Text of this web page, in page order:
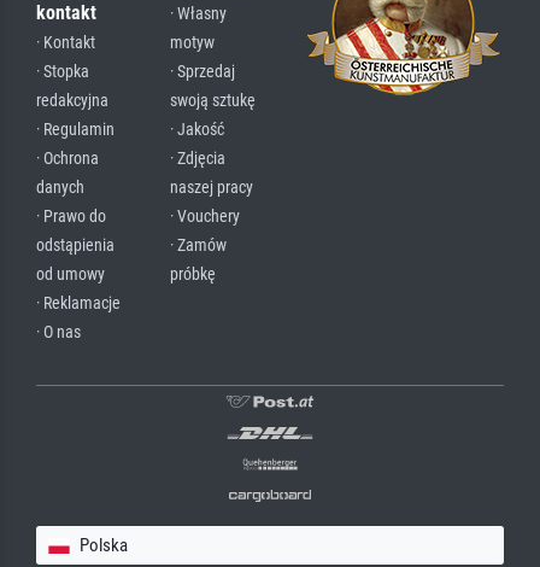
kontakt
· Kontakt
· Stopka
redakcyjna
· Regulamin
· Ochrona
danych
· Prawo do
odstąpienia
od umowy
· Reklamacje
· O nas
· Własny
motyw
· Sprzedaj
swoją sztukę
· Jakość
· Zdjęcia
naszej pracy
· Vouchery
· Zamów
próbkę
Polska